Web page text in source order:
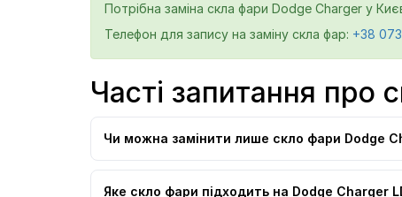
Потрібна заміна скла фари Dodge Charger у
Телефон для запису на заміну скла фар: +38
Часті запитання про
Чи можна замінити лише скло фари Dodge
Яке скло фари підходить на Dodge Charger